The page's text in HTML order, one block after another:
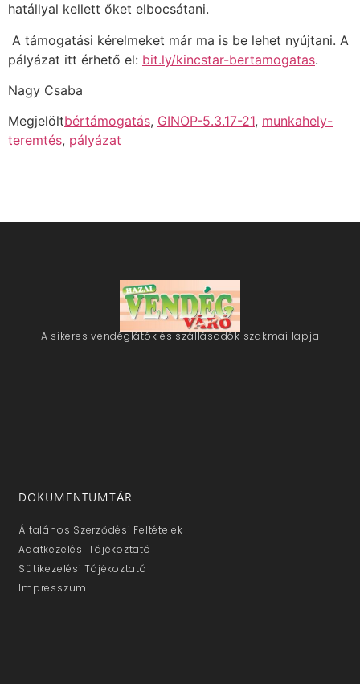
hatállyal kellett őket elbocsátani.
A támogatási kérelmeket már ma is be lehet nyújtani. A
pályázat itt érhető el: bit.ly/kincstar-bertamogatas.
Nagy Csaba
Megjelöltbértámogatás, GINOP-5.3.17-21, munkahely-
teremtés, pályázat
A sikeres vendéglátók és szállásadók szakmai lapja
DOKUMENTUMTÁR
Általános Szerződési Feltételek
Adatkezelési Tájékoztató
Sütikezelési Tájékoztató
Impresszum